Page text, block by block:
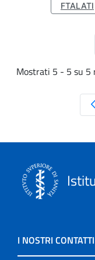
FTALATI
Mostrati 5 - 5 su 5
I NOSTRI CONTATTI